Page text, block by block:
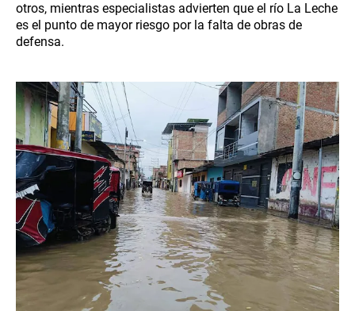
otros, mientras especialistas advierten que el río La Leche
es el punto de mayor riesgo por la falta de obras de
defensa.